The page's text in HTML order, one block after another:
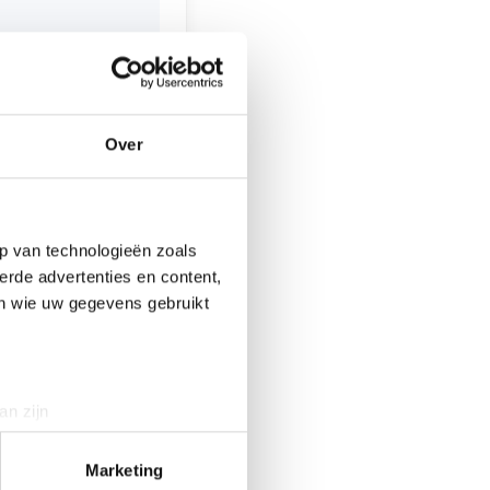
Over
van technologieën zoals
advertenties en content,
wie uw gegevens gebruikt
zijn
detailgedeeltein. U kunt uw
Marketing
op vrijdag 8 april
via